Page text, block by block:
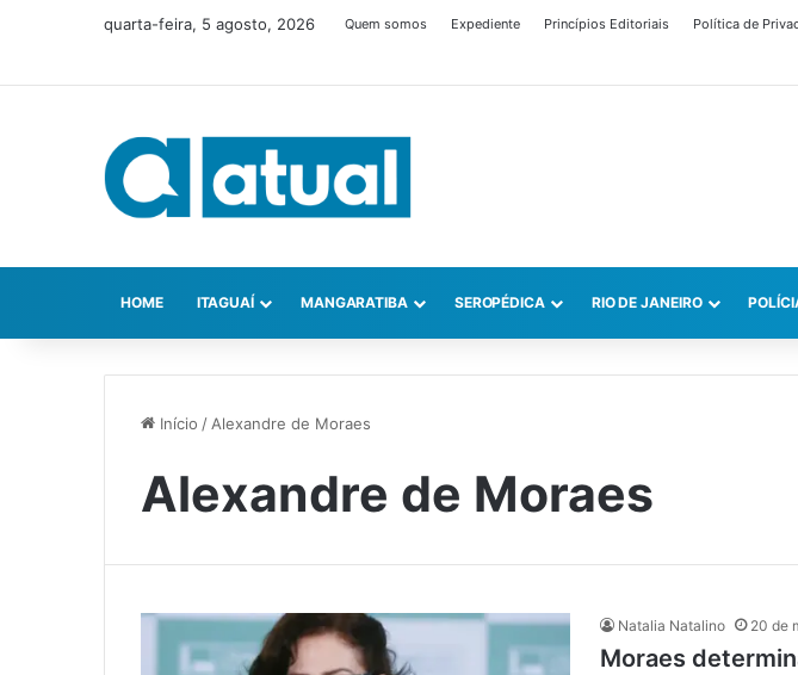
quarta-feira, 5 agosto, 2026 Quem somos Expediente Princípios Editoriais Política de
HOME ITAGUAÍ MANGARATIBA SEROPÉDICA RIO DE JANEIRO
Início /Alexandre de Moraes
Alexandre de Moraes
Natalia Natalino 20 de
Moraes